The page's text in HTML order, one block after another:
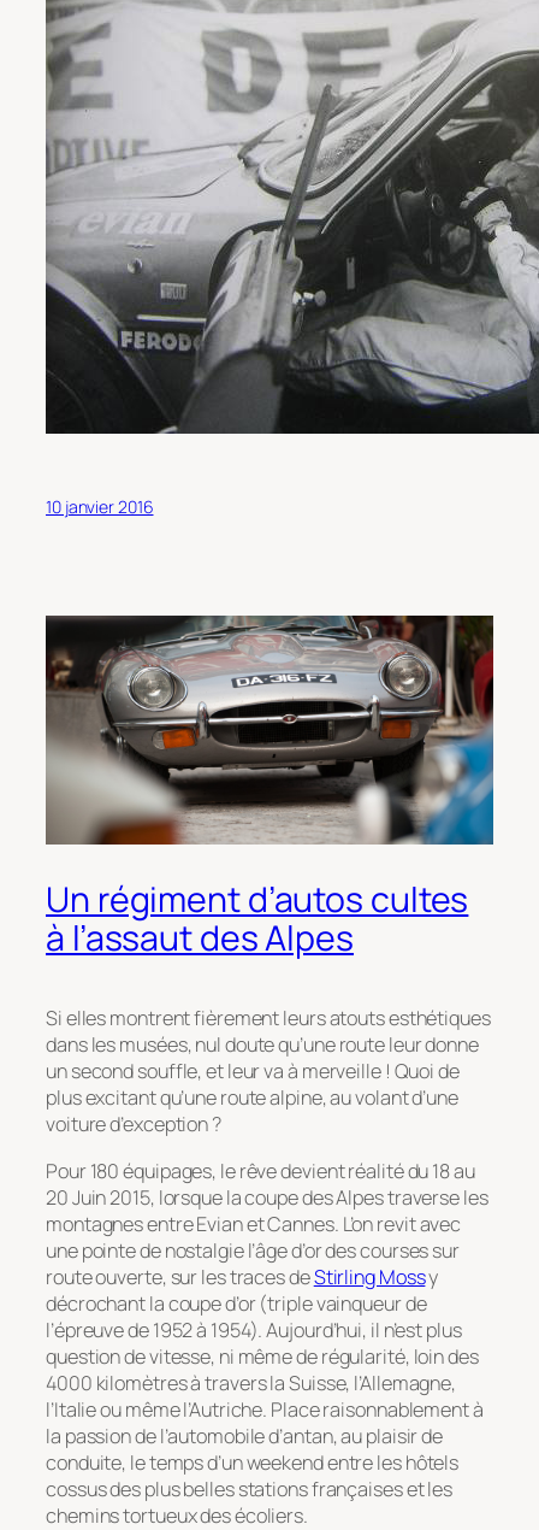
10 janvier 2016
Un régiment d’autos cultes
à l’assaut des Alpes
Si elles montrent fièrement leurs atouts esthétiques
dans les musées, nul doute qu’une route leur donne
un second souffle, et leur va à merveille ! Quoi de
plus excitant qu’une route alpine, au volant d’une
voiture d’exception ?
Pour 180 équipages, le rêve devient réalité du 18 au
20 Juin 2015, lorsque la coupe des Alpes traverse les
montagnes entre Evian et Cannes. L’on revit avec
une pointe de nostalgie l’âge d’or des courses sur
route ouverte, sur les traces deStirling Mossy
décrochant la coupe d’or (triple vainqueur de
l’épreuve de 1952 à 1954). Aujourd’hui, il n’est plus
question de vitesse, ni même de régularité, loin des
4000 kilomètres à travers la Suisse, l’Allemagne,
l’Italie ou même l’Autriche. Place raisonnablement à
la passion de l’automobile d’antan, au plaisir de
conduite, le temps d’un weekend entre les hôtels
cossus des plus belles stations françaises et les
chemins tortueux des écoliers.